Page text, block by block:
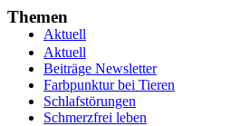
Aktuell
Themen
Aktuell
Beiträge Newsletter
Farbpunktur bei Tieren
Schlafstörungen
Schmerzfrei leben